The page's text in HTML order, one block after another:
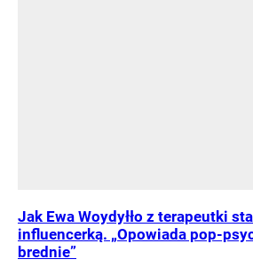
Jak Ewa Woydyłło z terapeutki
influencerką. „Opowiada pop-
brednie”